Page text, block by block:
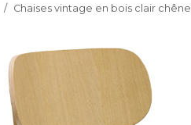
Chaises vintage en bois clair